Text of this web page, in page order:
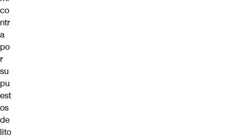
co
ntr
a
po
r
su
pu
est
os
de
lito